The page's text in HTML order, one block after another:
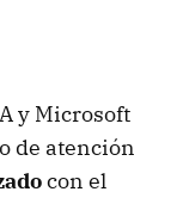
y Microsoft
de atención
con el